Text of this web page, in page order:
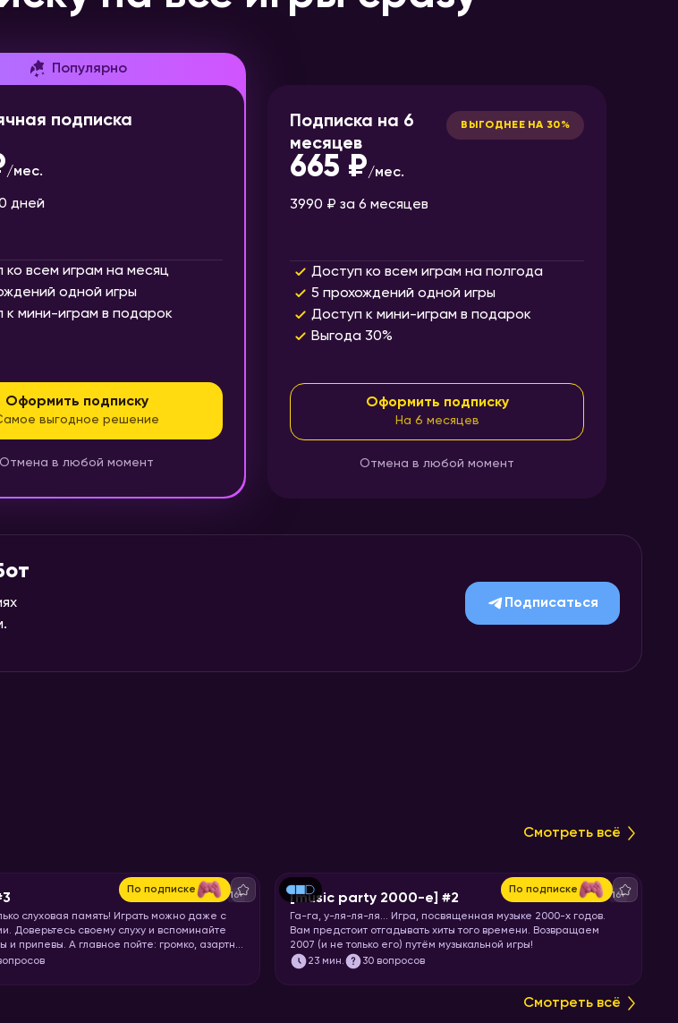
Популярно
подписка
/мес.
дней
ко всем играм на месяц
одной игры
к мини-играм в подарок
Оформить подписку
выгодное решение
Отмена в любой момент
Подписка на 6
месяцев
ВЫГОДНЕЕ НА 30%
665 ₽/мес.
3990 ₽ за 6 месяцев
Доступ ко всем играм на полгода
5 прохождений одной игры
Доступ к мини-играм в подарок
Выгода 30%
Оформить подписку
На 6 месяцев
Отмена в любой момент
Подписаться
Смотреть всё
По подписке 16+
слуховая память! Играть можно даже с
Доверьтесь своему слуху и вспоминайте
и припевы. А главное пойте: громко, азартно
По подписке
[music party 2000-е] #2 16+
Га-га, у-ля-ля-ля… Игра, посвященная музыке 2000-х годов.
Вам предстоит отгадывать хиты того времени. Возвращаем
2007 (и не только его) путём музыкальной игры!
23 мин. 30 вопросов
Смотреть всё